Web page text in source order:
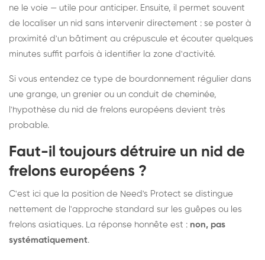
ne le voie — utile pour anticiper. Ensuite, il permet souvent
de localiser un nid sans intervenir directement : se poster à
proximité d'un bâtiment au crépuscule et écouter quelques
minutes suffit parfois à identifier la zone d'activité.
Si vous entendez ce type de bourdonnement régulier dans
une grange, un grenier ou un conduit de cheminée,
l'hypothèse du nid de frelons européens devient très
probable.
Faut-il toujours détruire un nid de
frelons européens ?
C'est ici que la position de Need's Protect se distingue
nettement de l'approche standard sur les guêpes ou les
frelons asiatiques. La réponse honnête est : non, pas
systématiquement.